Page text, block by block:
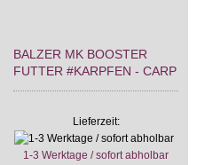
BALZER MK BOOSTER
FUTTER #KARPFEN - CARP
Lieferzeit:
1-3 Werktage / sofort abholbar